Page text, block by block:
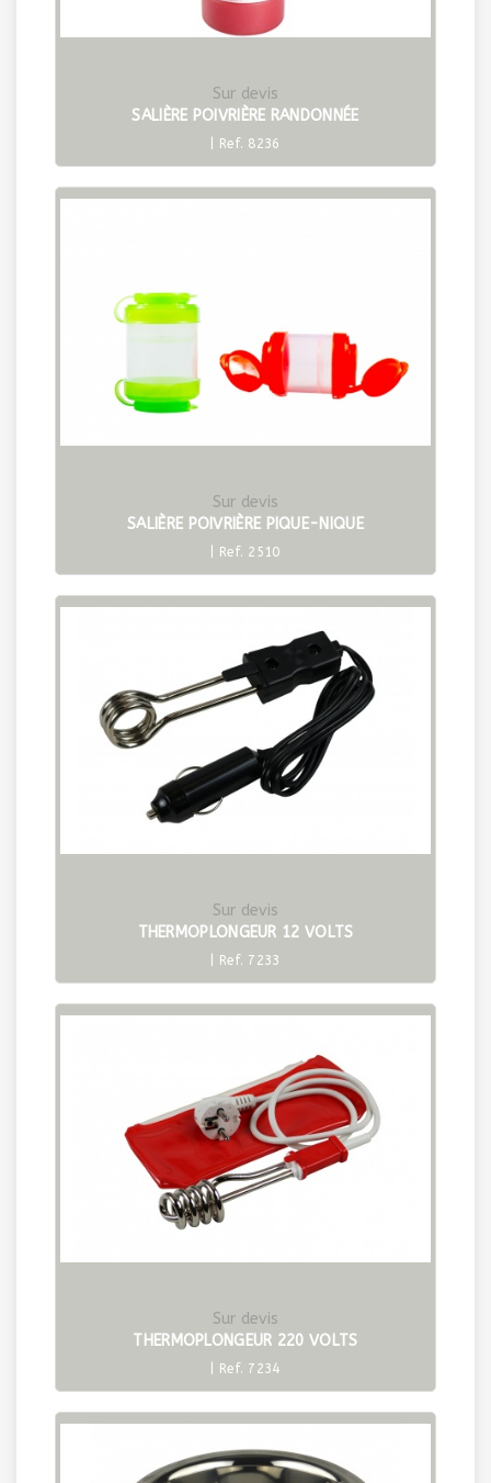
Sur devis
SALIÈRE POIVRIÈRE RANDONNÉE
| Ref. 8236
Sur devis
SALIÈRE POIVRIÈRE PIQUE-NIQUE
| Ref. 2510
Sur devis
THERMOPLONGEUR 12 VOLTS
| Ref. 7233
Sur devis
THERMOPLONGEUR 220 VOLTS
| Ref. 7234